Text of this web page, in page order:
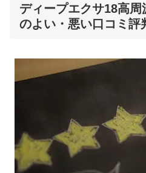
ディープエクサ18高
のよい・悪い口コミ評